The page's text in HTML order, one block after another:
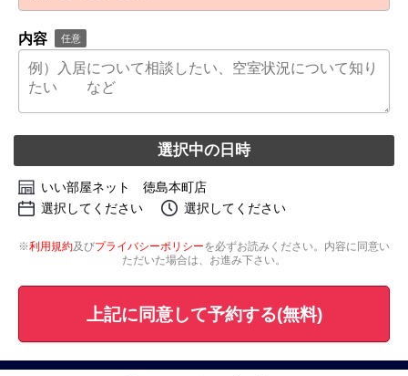
内容 任意
選択中の日時
いい部屋ネット 徳島本町店
選択してください
選択してください
※利用規約及びプライバシーポリシーを必ずお読みください。内容に同意い
ただいた場合は、お進み下さい。
上記に同意して予約する(無料)